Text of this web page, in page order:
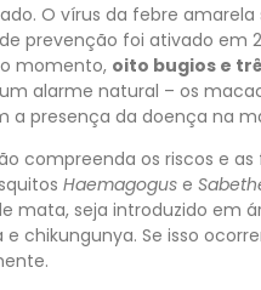
O vírus da febre
prevenção foi ativado
momento, oito bugios e
alarme natural – os
a presença da doença na
compreenda os riscos e
Haemagogus e
mata, seja introduzido em
chikungunya. Se isso